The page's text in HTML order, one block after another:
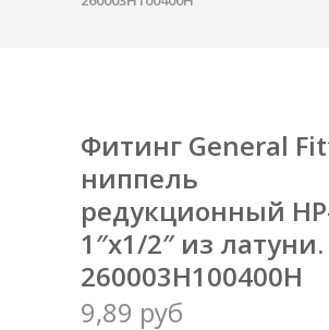
Фитинг General
ниппель
редукционный
1″x1/2″ из латуни.
260003H100400H
9,89 руб